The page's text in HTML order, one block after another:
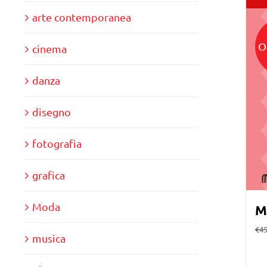
€
arte contemporanea
cinema
danza
disegno
fotografia
grafica
Moda
musica